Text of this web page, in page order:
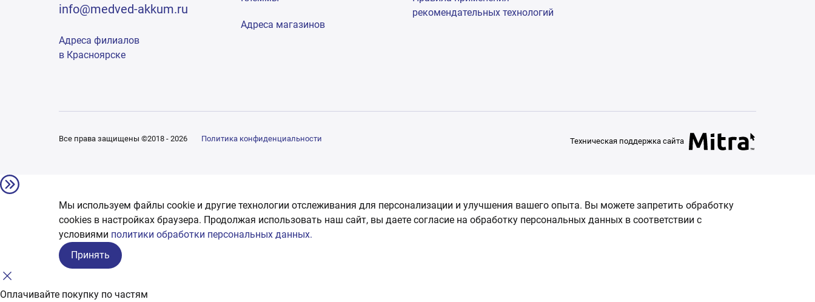
info@medved-akkum.ru
Адреса филиалов
в Красноярске
Адреса магазинов
рекомендательных технологий
Все права защищены ©2018 - 2026 Политика конфиденциальности Техническая поддержка сайта
Мы используем файлы cookie и другие технологии отслеживания для персонализации и улучшения вашего опыта. Вы можете запретить обработку
сookies в настройках браузера. Продолжая использовать наш сайт, вы даете согласие на обработку персональных данных в соответствии с
условиями политики обработки персональных данных.
Принять
Оплачивайте покупку по частям